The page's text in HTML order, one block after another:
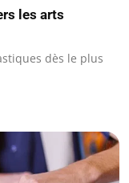
les arts
dès le plus